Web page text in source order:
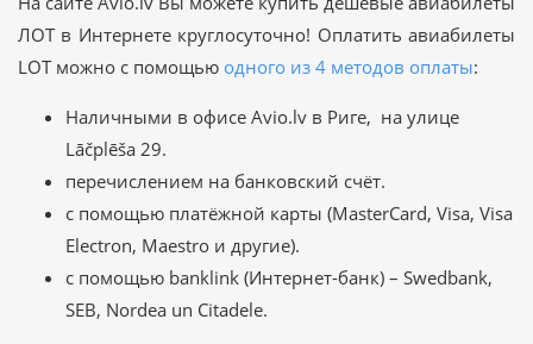
ЛОТ в Интернете круглосуточно! Оплатить авиабилеты
LOT можно с помощью одного из 4 методов оплаты:
Наличными в офисе Avio.lv в Риге, на улице
Lāčplēša 29.
перечислением на банковский счёт.
с помощью платёжной карты (MasterCard, Visa, Visa
Electron, Maestro и другие).
с помощью banklink (Интернет-банк) – Swedbank,
SEB, Nordea un Citadele.